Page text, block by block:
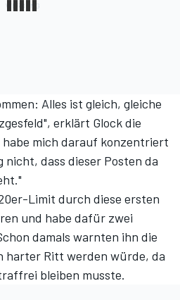
Alles ist gleich, gleiche
erklärt Glock die
mich darauf konzentriert
dass dieser Posten da
Limit durch diese ersten
und habe dafür zwei
damals warnten ihn die
harter Ritt werden würde, da
bleiben musste.